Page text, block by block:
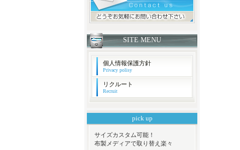
SITE MENU
個人情報保護方針
Privacy polisy
リクルート
Recruit
pick up
サイズカスタム可能！
布製メディアで取り替え楽々